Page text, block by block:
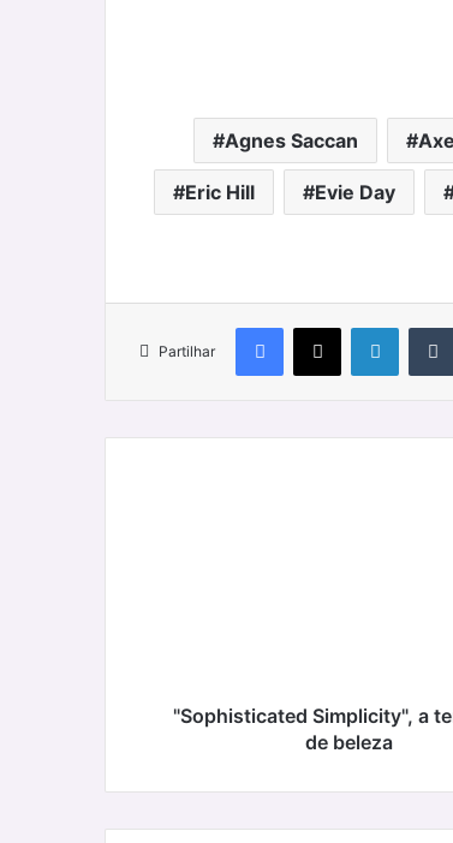
Agnes Saccan
Eric Hill Evie Day
Partilhar
Facebook
X
"Sophisticated Simplicity", a
de beleza